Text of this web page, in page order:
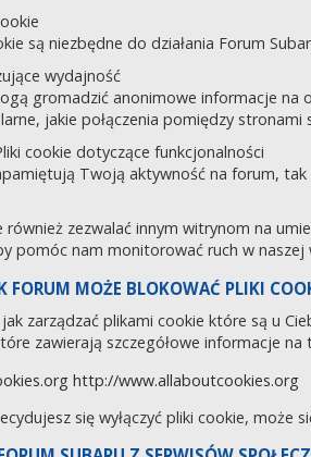
są niezbędne do działania Forum
wydajność
gromadzić anonimowe informacje na
jakie połączenia pomiędzy
cookie dotyczące funkcjonalności
Twoją aktywność na forum,
również zezwalać innym witrynom na
pomóc nam monitorować ruch w naszej
FORUM MOŻE BLOKOWAĆ PLIKI
zarządzać plikami cookie które są u
zawierają szczegółowe informacje
http://www.allaboutcookies.org
się wyłączyć pliki cookie, może